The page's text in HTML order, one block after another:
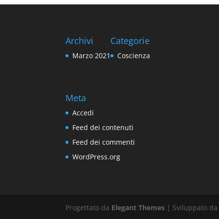
Archivi
Marzo 2021
Categorie
Coscienza
Meta
Accedi
Feed dei contenuti
Feed dei commenti
WordPress.org
Progettato da Elegant Themes | Sviluppato